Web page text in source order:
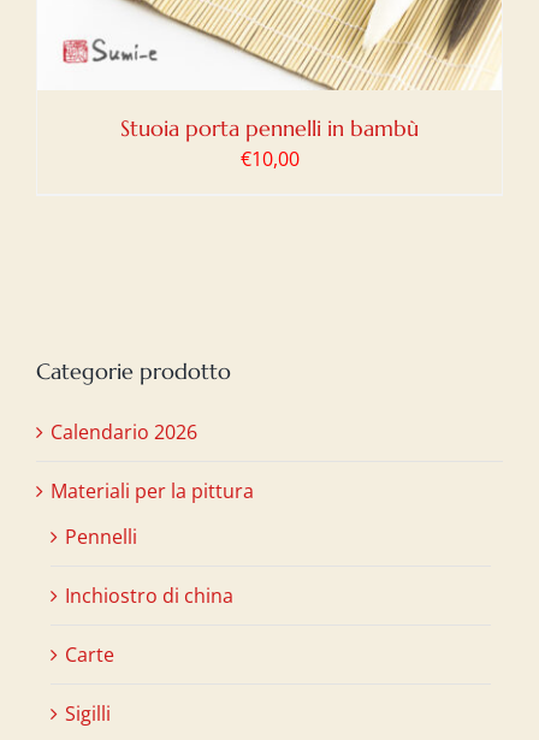
Stuoia porta pennelli in bambù
€10,00
Categorie prodotto
Calendario 2026
Materiali per la pittura
Pennelli
Inchiostro di china
Carte
Sigilli